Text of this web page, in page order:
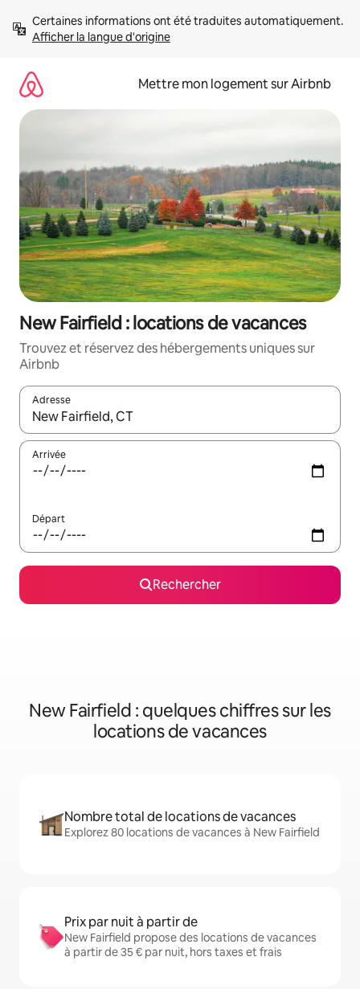
directement
Afficher la langue d'origine
Mettre mon logement sur Airbnb
New Fairfield : locations de vacances
Trouvez et réservez des hébergements uniques sur
Airbnb
Adresse
Lorsque les résultats s'affichent, utilisez les flèches vers le
Arrivée
Départ
Rechercher
New Fairfield : quelques chiffres sur les
locations de vacances
Nombre total de locations de vacances
Explorez 80 locations de vacances à New Fairfield
Prix par nuit à partir de
New Fairfield propose des locations de vacances
à partir de 35 € par nuit, hors taxes et frais